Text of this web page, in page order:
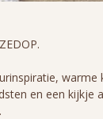
warme
en een kijkje